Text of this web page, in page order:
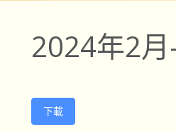
2024年2
下載